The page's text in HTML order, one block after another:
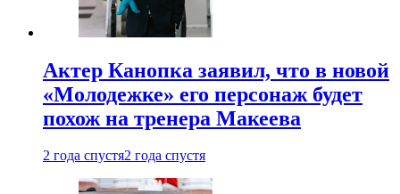
Актер Канопка заявил, что в новой
«Молодежке» его персонаж будет
похож на тренера Макеева
2 года спустя2 года спустя